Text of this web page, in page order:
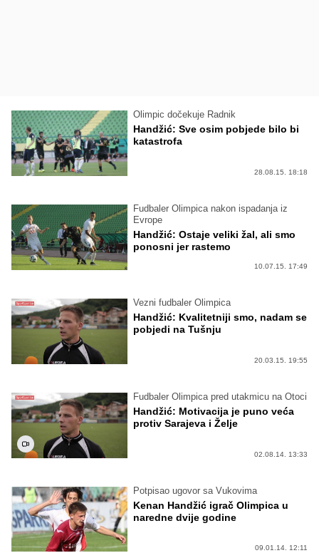
Olimpic dočekuje Radnik
Handžić: Sve osim pobjede bilo bi
katastrofa
28.08.15. 18:18
Fudbaler Olimpica nakon ispadanja iz
Evrope
Handžić: Ostaje veliki žal, ali smo
ponosni jer rastemo
10.07.15. 17:49
Vezni fudbaler Olimpica
Handžić: Kvalitetniji smo, nadam se
pobjedi na Tušnju
20.03.15. 19:55
Fudbaler Olimpica pred utakmicu na Otoci
Handžić: Motivacija je puno veća
protiv Sarajeva i Želje
02.08.14. 13:33
Potpisao ugovor sa Vukovima
Kenan Handžić igrač Olimpica u
naredne dvije godine
09.01.14. 12:11